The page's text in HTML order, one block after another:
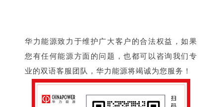
华力能源致力于维护广大客户的合法权益，如果
您有任何能源方面的问题，也都可以咨询我们专
业的双语客服团队，华力能源将竭诚为您服务！